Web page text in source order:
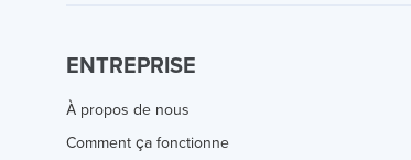
ENTREPRISE
À propos de nous
Comment ça fonctionne